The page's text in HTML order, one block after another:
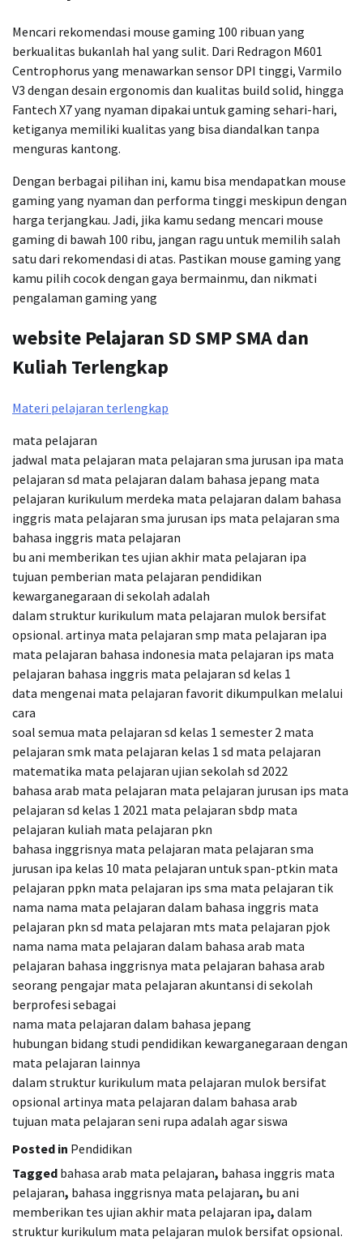
Mencari rekomendasi mouse gaming 100 ribuan yang
berkualitas bukanlah hal yang sulit. Dari Redragon M601
Centrophorus yang menawarkan sensor DPI tinggi, Varmilo
V3 dengan desain ergonomis dan kualitas build solid, hingga
Fantech X7 yang nyaman dipakai untuk gaming sehari-hari,
ketiganya memiliki kualitas yang bisa diandalkan tanpa
menguras kantong.
Dengan berbagai pilihan ini, kamu bisa mendapatkan mouse
gaming yang nyaman dan performa tinggi meskipun dengan
harga terjangkau. Jadi, jika kamu sedang mencari mouse
gaming di bawah 100 ribu, jangan ragu untuk memilih salah
satu dari rekomendasi di atas. Pastikan mouse gaming yang
kamu pilih cocok dengan gaya bermainmu, dan nikmati
pengalaman gaming yang
website Pelajaran SD SMP SMA dan
Kuliah Terlengkap
Materi pelajaran terlengkap
mata pelajaran
jadwal mata pelajaran mata pelajaran sma jurusan ipa mata
pelajaran sd mata pelajaran dalam bahasa jepang mata
pelajaran kurikulum merdeka mata pelajaran dalam bahasa
inggris mata pelajaran sma jurusan ips mata pelajaran sma
bahasa inggris mata pelajaran
bu ani memberikan tes ujian akhir mata pelajaran ipa
tujuan pemberian mata pelajaran pendidikan
kewarganegaraan di sekolah adalah
dalam struktur kurikulum mata pelajaran mulok bersifat
opsional. artinya mata pelajaran smp mata pelajaran ipa
mata pelajaran bahasa indonesia mata pelajaran ips mata
pelajaran bahasa inggris mata pelajaran sd kelas 1
data mengenai mata pelajaran favorit dikumpulkan melalui
cara
soal semua mata pelajaran sd kelas 1 semester 2 mata
pelajaran smk mata pelajaran kelas 1 sd mata pelajaran
matematika mata pelajaran ujian sekolah sd 2022
bahasa arab mata pelajaran mata pelajaran jurusan ips mata
pelajaran sd kelas 1 2021 mata pelajaran sbdp mata
pelajaran kuliah mata pelajaran pkn
bahasa inggrisnya mata pelajaran mata pelajaran sma
jurusan ipa kelas 10 mata pelajaran untuk span-ptkin mata
pelajaran ppkn mata pelajaran ips sma mata pelajaran tik
nama nama mata pelajaran dalam bahasa inggris mata
pelajaran pkn sd mata pelajaran mts mata pelajaran pjok
nama nama mata pelajaran dalam bahasa arab mata
pelajaran bahasa inggrisnya mata pelajaran bahasa arab
seorang pengajar mata pelajaran akuntansi di sekolah
berprofesi sebagai
nama mata pelajaran dalam bahasa jepang
hubungan bidang studi pendidikan kewarganegaraan dengan
mata pelajaran lainnya
dalam struktur kurikulum mata pelajaran mulok bersifat
opsional artinya mata pelajaran dalam bahasa arab
tujuan mata pelajaran seni rupa adalah agar siswa
Posted in Pendidikan
Tagged bahasa arab mata pelajaran, bahasa inggris mata
pelajaran, bahasa inggrisnya mata pelajaran, bu ani
memberikan tes ujian akhir mata pelajaran ipa, dalam
struktur kurikulum mata pelajaran mulok bersifat opsional.